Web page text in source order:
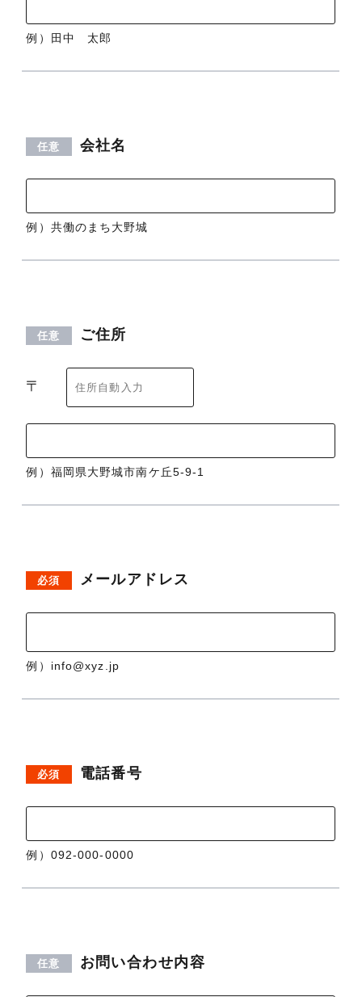
例）田中 太郎
任意 会社名
例）共働のまち大野城
任意 ご住所
〒
例）福岡県大野城市南ケ丘5-9-1
必須 メールアドレス
例）info@xyz.jp
必須 電話番号
例）092-000-0000
任意 お問い合わせ内容